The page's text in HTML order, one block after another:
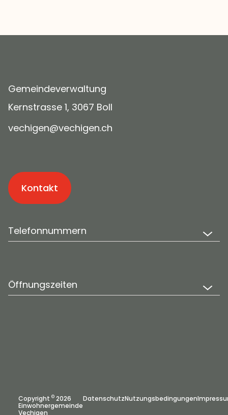
Gemeindeverwaltung
Kernstrasse 1, 3067 Boll
v ch g n v ch g n ch
Kontakt
Telefonnummern
Öffnungszeiten
Copyright © 2026
Einwohnergemeinde
Vechigen
DatenschutzNutzungsbedingungen